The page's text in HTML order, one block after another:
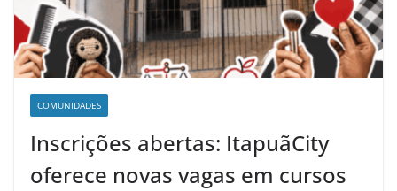
COMUNIDADES
Inscrições abertas: ItapuãCity
oferece novas vagas em cursos